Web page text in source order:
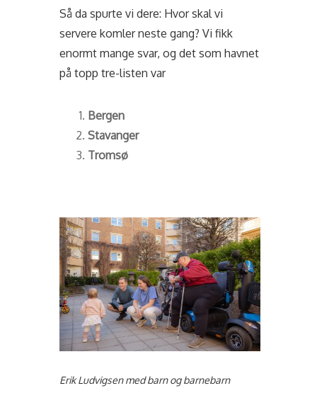
Så da spurte vi dere: Hvor skal vi
servere komler neste gang? Vi fikk
enormt mange svar, og det som havnet
på topp tre-listen var
Bergen
Stavanger
Tromsø
Erik Ludvigsen med barn og barnebarn